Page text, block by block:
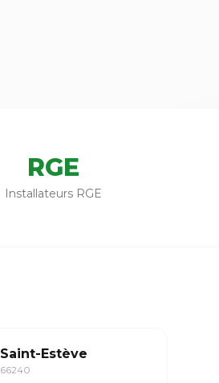
RGE
Installateurs RGE
Saint-Estève
66240